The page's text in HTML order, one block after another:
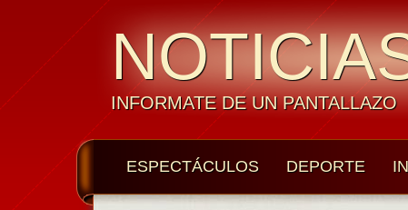
INFORMATE DE UN PANTALLAZO
ESPECTÁCULOS DEPORTE